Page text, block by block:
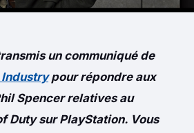
un communiqué de
Industrypour répondre aux
Spencer relatives au
Duty sur PlayStation. Vous